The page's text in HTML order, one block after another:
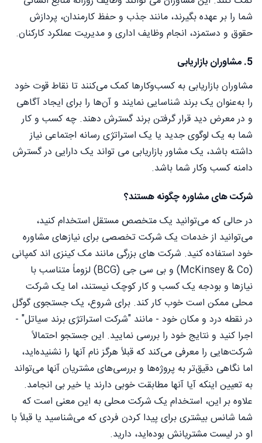
شما را بر عهده بگیرند، مانند جذب و حفظ کارمندان، پردازش
حقوق و دستمزد، انجام وظایف اداری و مدیریت عملکرد کارکنان.
5. مشاوران بازاریابی
مشاوران بازاریابی به کسب‌وکارها کمک می‌کنند تا نقاط قوت خود
را به‌عنوان یک برند شناسایی نمایند و آن‌ها را برای ایجاد آگاهی
و در معرض دید قرار گرفتن برند گسترش دهند. چه کسب و کار
شما به یک لوگوی جدید یا یک استراتژی رسانه اجتماعی نیاز
داشته باشد، یک مشاور بازاریابی می تواند یک دارایی در گسترش
دامنه کسب وکار شما باشد.
شرکت های مشاوره چگونه هستند؟
در حالی که می‌توانید یک متخصص مستقل استخدام کنید،
می‌توانید از خدمات یک شرکت تخصصی برای نیازهای مشاوره
خود استفاده کنید. شرکت های بزرگی مانند مک کینزی اند کمپانی
(McKinsey & Co) و بی سی جی (BCG) لزوماً متناسب با
نیازها و بودجه یک کسب و کار کوچک نیستند، اما یک شرکت
محلی ممکن است خوب کار کند. برای شروع، یک جستجوی گوگل
در نقطه درد و مکان خود - مانند "شرکت استراتژی برند سیاتل" -
اجرا کنید و نتایج خود را بررسی نمایید. این جستجو احتمالاً
شرکت‌هایی را معرفی می‌کند که قبلاً هرگز نام آنها را نشنیده‌اید،
اما نگاهی دقیق‌تر به پروژه‌ها و بررسی‌های مشتریان آنها می‌تواند
به تعیین اینکه آیا آنها مطابقت خوبی دارند یا خیر بی انجامد.
علاوه بر این، استخدام یک شرکت محلی به این معنی است که
شما شانس بیشتری برای پیدا کردن فردی که می‌شناسید یا قبلاً با
او در لیست مشتریانش بوده‌اید، دارید.